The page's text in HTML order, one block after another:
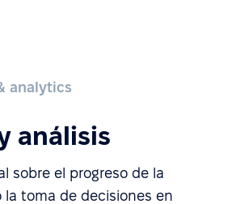
analytics
análisis
sobre el progreso de la
la toma de decisiones en